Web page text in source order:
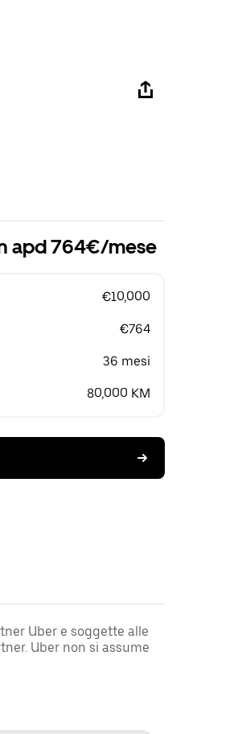
apd 764€/mese
€10,000
€764
36 mesi
80,000 KM
Uber e soggette alle
Uber non si assume